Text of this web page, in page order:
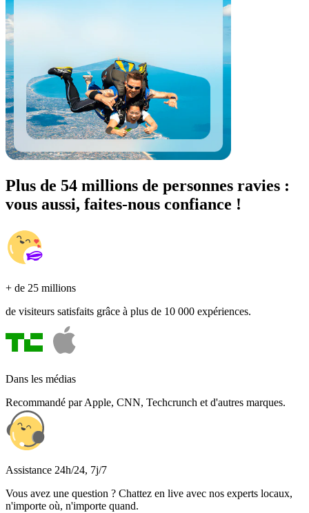
Plus de 54 millions de personnes ravies :
vous aussi, faites-nous confiance !
+ de 25 millions
de visiteurs satisfaits grâce à plus de 10 000 expériences.
Dans les médias
Recommandé par Apple, CNN, Techcrunch et d'autres marques.
Assistance 24h/24, 7j/7
Vous avez une question ? Chattez en live avec nos experts locaux,
n'importe où, n'importe quand.